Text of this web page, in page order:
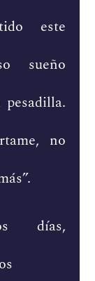
este
sueño
no
días,